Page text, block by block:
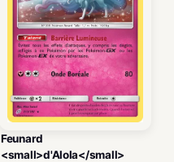
Feunard
<small>d'Alola</small>